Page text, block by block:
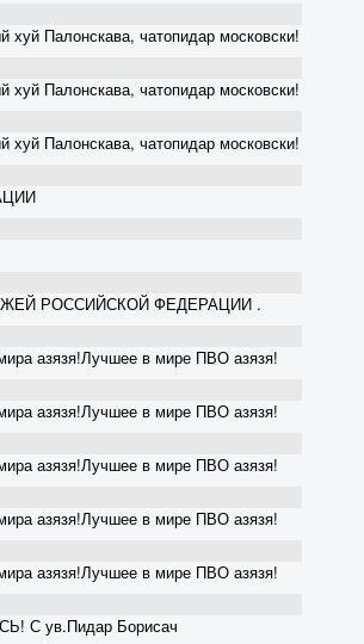
хуй Палонскава, чатопидар московски!
хуй Палонскава, чатопидар московски!
хуй Палонскава, чатопидар московски!
РОССИЙСКОЙ ФЕДЕРАЦИИ .
азязя!Лучшее в мире ПВО азязя!
азязя!Лучшее в мире ПВО азязя!
азязя!Лучшее в мире ПВО азязя!
азязя!Лучшее в мире ПВО азязя!
азязя!Лучшее в мире ПВО азязя!
С ув.Пидар Борисач